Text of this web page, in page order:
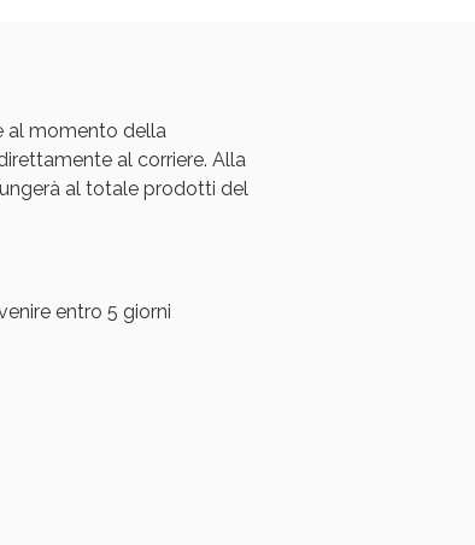
al momento della
al corriere. Alla
al totale prodotti del
entro 5 giorni